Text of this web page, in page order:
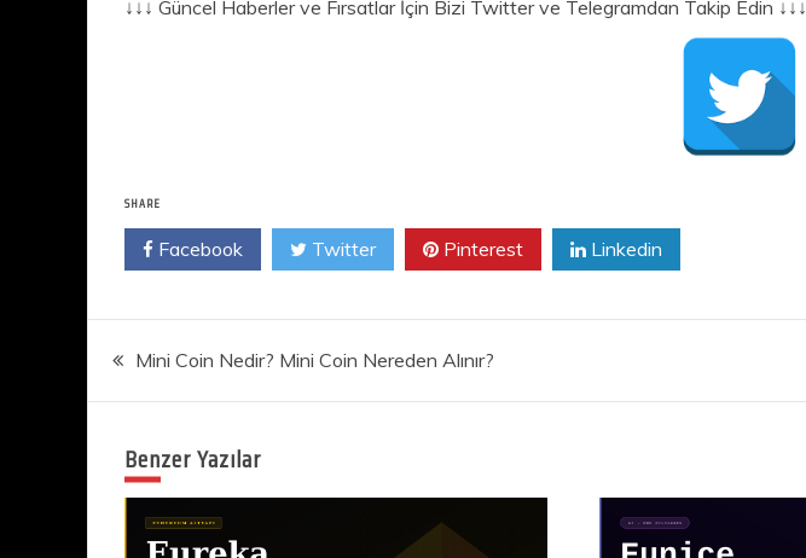
↓↓↓ Güncel Haberler ve Fırsatlar İçin Bizi Twitter ve Telegramdan Takip Edin ↓↓↓
SHARE
Facebook Twitter Pinterest Linkedin
Yazı
gezinmesi
Mini Coin Nedir? Mini Coin Nereden Alınır?
Benzer Yazılar